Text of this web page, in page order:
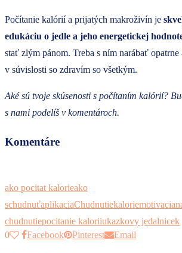
Počítanie kalórií a prijatých makroživín je
edukáciu o jedle a jeho energetickej
stať zlým pánom. Treba s ním narábať
v súvislosti so zdravím so všetkým.
Aké sú tvoje skúsenosti s počítaním kalórií?
s nami podelíš v komentároch.
Komentáre
ako pocitat kalorieako
schudnuťaplikaciaChudnutiekaloriemotivacia
chudnutiepocitanie kaloriiukazkovy jedalnicek
0
Facebook Pinterest Email